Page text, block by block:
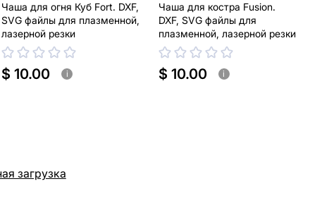
Чаша для огня Куб Fort. DXF,
SVG файлы для плазменной,
лазерной резки
$ 10.00 i
Чаша для костра Fusion.
DXF, SVG файлы для
плазменной, лазерной резки
$ 10.00 i
загрузка